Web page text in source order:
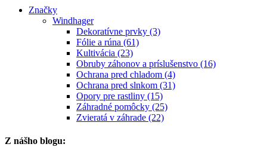
Značky
Windhager
Dekoratívne prvky (3)
Fólie a rúna (61)
Kultivácia (23)
Obruby záhonov a príslušenstvo (16)
Ochrana pred chladom (4)
Ochrana pred slnkom (31)
Opory pre rastliny (15)
Záhradné pomôcky (25)
Zvieratá v záhrade (22)
Z nášho blogu: